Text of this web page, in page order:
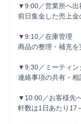
▼9:00／営業所へ出
前日集金した売上
▼9:10／在庫管理
商品の整理・補充を
▼9:30／ミーティン
連絡事項の共有・相
▼10:00／お客様先
軒数は1日あたり17